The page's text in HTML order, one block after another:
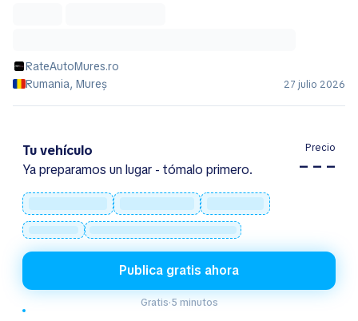
RateAutoMures.ro
Rumania, Mureș
27 julio 2026
Tu vehículo
Ya preparamos un lugar - tómalo primero.
Precio
– – –
Publica gratis ahora
Gratis·5 minutos